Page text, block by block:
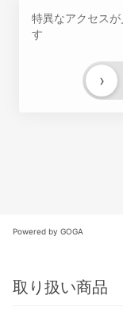
特異なアクセス
す
›
Powered by GOGA
取り扱い商品